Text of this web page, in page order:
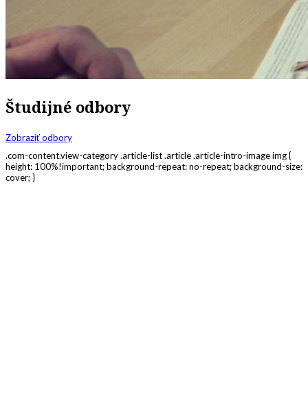
Študijné odbory
Zobraziť odbory
.com-content.view-category .article-list .article .article-intro-image img {
height: 100%!important; background-repeat: no-repeat; background-size:
cover; }